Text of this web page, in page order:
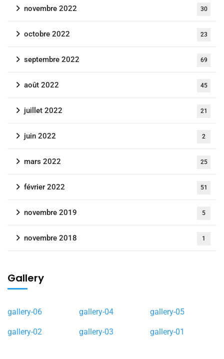
novembre 2022 30
octobre 2022 23
septembre 2022 69
août 2022 45
juillet 2022 21
juin 2022 2
mars 2022 25
février 2022 51
novembre 2019 5
novembre 2018 1
Gallery
gallery-06 gallery-04 gallery-05
gallery-02 gallery-03 gallery-01